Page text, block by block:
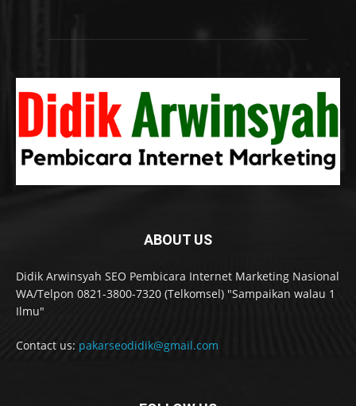
ABOUT US
Didik Arwinsyah SEO Pembicara Internet Marketing Nasional
WA/Telpon 0821-3800-7320 (Telkomsel) "Sampaikan walau 1
Ilmu"
Contact us: pakarseodidik@gmail.com